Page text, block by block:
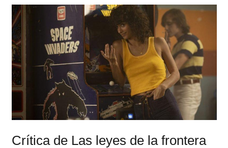
Crítica de Las leyes de la frontera